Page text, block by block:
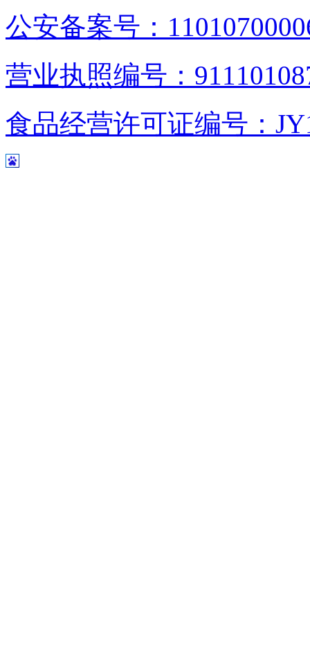
公安备案号：
营业执照编号：
食品经营许可证编号：